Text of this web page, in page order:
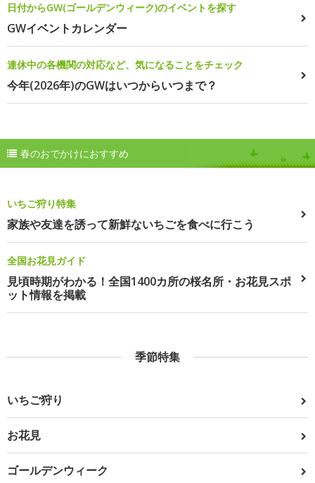
日付からGW(ゴールデンウィーク)のイベントを探す
GWイベントカレンダー
連休中の各機関の対応など、気になることをチェック
今年(2026年)のGWはいつからいつまで？
春のおでかけにおすすめ
いちご狩り特集
家族や友達を誘って新鮮ないちごを食べに行こう
全国お花見ガイド
見頃時期がわかる！全国1400カ所の桜名所・お花見スポ
ット情報を掲載
季節特集
いちご狩り
お花見
ゴールデンウィーク